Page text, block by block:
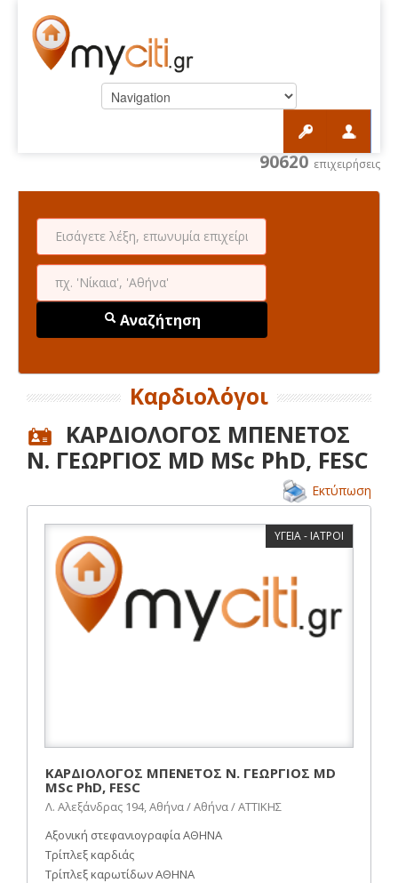
90620 επιχειρήσεις
Αναζήτηση
Καρδιολόγοι
ΚΑΡΔΙΟΛΟΓΟΣ ΜΠΕΝΕΤΟΣ
Ν. ΓΕΩΡΓΙΟΣ MD MSc PhD, FESC
Εκτύπωση
ΥΓΕΙΑ - ΙΑΤΡΟΙ
ΚΑΡΔΙΟΛΟΓΟΣ ΜΠΕΝΕΤΟΣ Ν. ΓΕΩΡΓΙΟΣ MD
MSc PhD, FESC
Λ. Αλεξάνδρας 194, Αθήνα / Αθήνα / ΑΤΤΙΚΗΣ
Αξονική στεφανιογραφία ΑΘΗΝΑ
Τρίπλεξ καρδιάς
Τρίπλεξ καρωτίδων ΑΘΗΝΑ